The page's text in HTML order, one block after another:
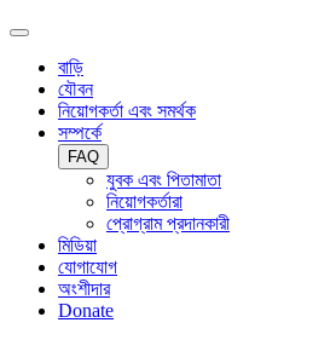
বাড়ি
যৌবন
নিয়োগকর্তা এবং সমর্থক
সম্পর্কে
FAQ
যুবক এবং পিতামাতা
নিয়োগকর্তারা
প্রোগ্রাম প্রদানকারী
মিডিয়া
যোগাযোগ
অংশীদার
Donate